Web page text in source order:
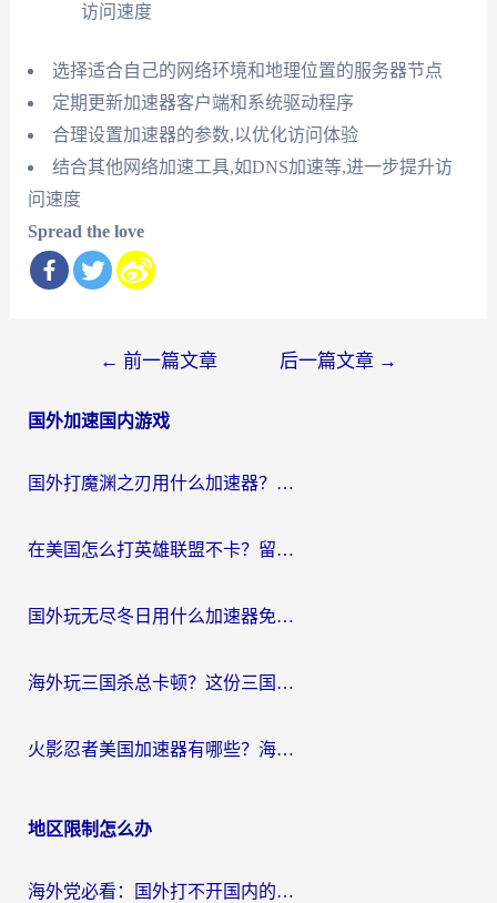
访问速度
选择适合自己的网络环境和地理位置的服务器节点
定期更新加速器客户端和系统驱动程序
合理设置加速器的参数,以优化访问体验
结合其他网络加速工具,如DNS加速等,进一步提升访
问速度
Spread the love
导
← 前一篇文章 后一篇文章 →
国外加速国内游戏
国外打魔渊之刃用什么加速器？2026海外玩家国服游戏加速全攻略（附闪耀暖暖&复苏的魔女避坑指南）
在美国怎么打英雄联盟不卡？留学生亲测的国服游戏加速全攻略
国外玩无尽冬日用什么加速器免费？海外党国服游戏加速避坑指南
海外玩三国杀总卡顿？这份三国杀游戏加速器指南帮你告别延迟烦恼
火影忍者美国加速器有哪些？海外党亲测的国服游戏加速全攻略（含菲律宾玩三国之刃守望黎明技巧）
地区限制怎么办
海外党必看：国外打不开国内的app怎么办？3步解决你的乡愁